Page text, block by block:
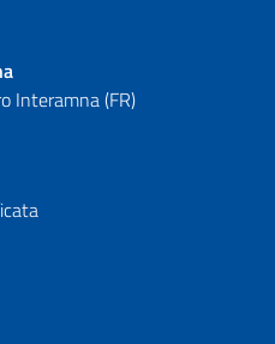
Interamna (FR)